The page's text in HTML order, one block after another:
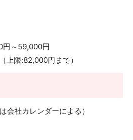
円～59,000円
上限:82,000円まで）
会社カレンダーによる）